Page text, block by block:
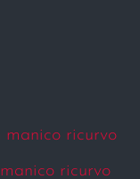
manico ricurvo
ricurvo